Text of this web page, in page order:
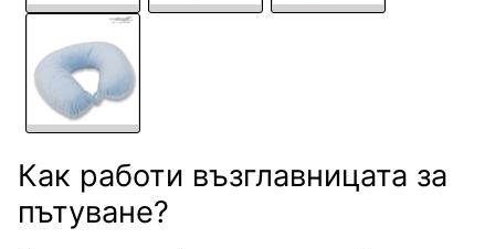
Как работи възглавницата за
пътуване?